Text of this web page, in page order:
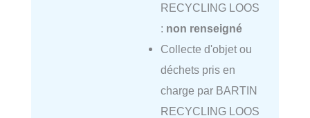
RECYCLING LOOS
: non renseigné
Collecte d'objet ou
déchets pris en
charge par BARTIN
RECYCLING LOOS